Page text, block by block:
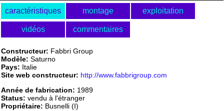
caractéristiques montage exploitation
vidéos commentaires
Constructeur: Fabbri Group
Modèle: Saturno
Pays: Italie
Site web constructeur: http://www.fabbrigroup.com
Année de fabrication: 1989
Status: vendu à l'étranger
Propriétaire: Busnelli (I)